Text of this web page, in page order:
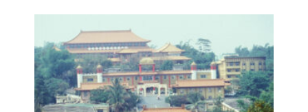
latest